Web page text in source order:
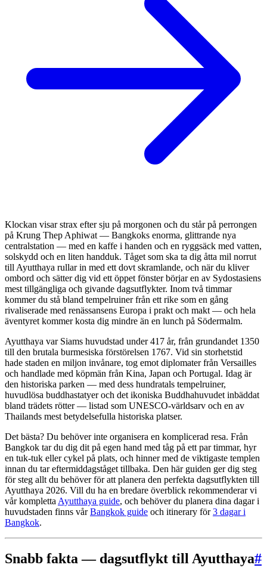
Klockan visar strax efter sju på morgonen och du står på perrongen
på Krung Thep Aphiwat — Bangkoks enorma, glittrande nya
centralstation — med en kaffe i handen och en ryggsäck med vatten,
solskydd och en liten handduk. Tåget som ska ta dig åtta mil norrut
till Ayutthaya rullar in med ett dovt skramlande, och när du kliver
ombord och sätter dig vid ett öppet fönster börjar en av Sydostasiens
mest tillgängliga och givande dagsutflykter. Inom två timmar
kommer du stå bland tempelruiner från ett rike som en gång
rivaliserade med renässansens Europa i prakt och makt — och hela
äventyret kommer kosta dig mindre än en lunch på Södermalm.
Ayutthaya var Siams huvudstad under 417 år, från grundandet 1350
till den brutala burmesiska förstörelsen 1767. Vid sin storhetstid
hade staden en miljon invånare, tog emot diplomater från Versailles
och handlade med köpmän från Kina, Japan och Portugal. Idag är
den historiska parken — med dess hundratals tempelruiner,
huvudlösa buddhastatyer och det ikoniska Buddhahuvudet inbäddat
bland trädets rötter — listad som UNESCO-världsarv och en av
Thailands mest betydelsefulla historiska platser.
Det bästa? Du behöver inte organisera en komplicerad resa. Från
Bangkok tar du dig dit på egen hand med tåg på ett par timmar, hyr
en tuk-tuk eller cykel på plats, och hinner med de viktigaste templen
innan du tar eftermiddagståget tillbaka. Den här guiden ger dig steg
för steg allt du behöver för att planera den perfekta dagsutflykten till
Ayutthaya 2026. Vill du ha en bredare överblick rekommenderar vi
vår kompletta Ayutthaya guide, och behöver du planera dina dagar i
huvudstaden finns vårBangkok guide och itinerary för3 dagar i
Bangkok.
Snabb fakta — dagsutflykt till Ayutthaya#